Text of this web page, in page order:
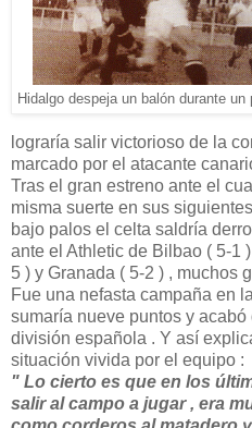
Hidalgo despeja un balón durante un
lograría salir victorioso de la
marcado por el atacante
Tras el gran estreno ante el
misma suerte en sus
bajo palos el celta saldría
ante el Athletic de Bilbao ( 5-1
5 ) y Granada ( 5-2 ) , muchos
Fue una nefasta campaña en
sumaría nueve puntos y
división española . Y así
situación vivida por el equipo :
" Lo cierto es que en los
salir al campo a jugar , era